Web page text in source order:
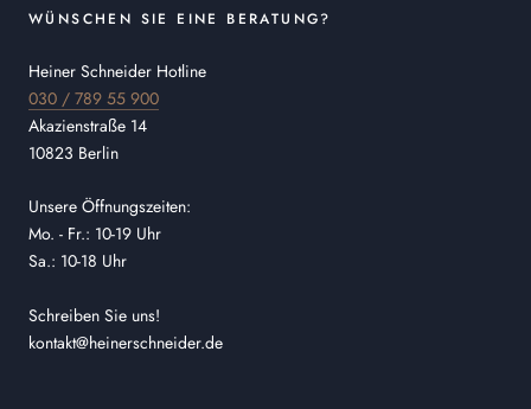
WÜNSCHEN SIE EINE BERATUNG?
Heiner Schneider Hotline
030 / 789 55 900
Akazienstraße 14
10823 Berlin
Unsere Öffnungszeiten:
Mo. - Fr.: 10-19 Uhr
Sa.: 10-18 Uhr
Schreiben Sie uns!
kontakt@heinerschneider.de